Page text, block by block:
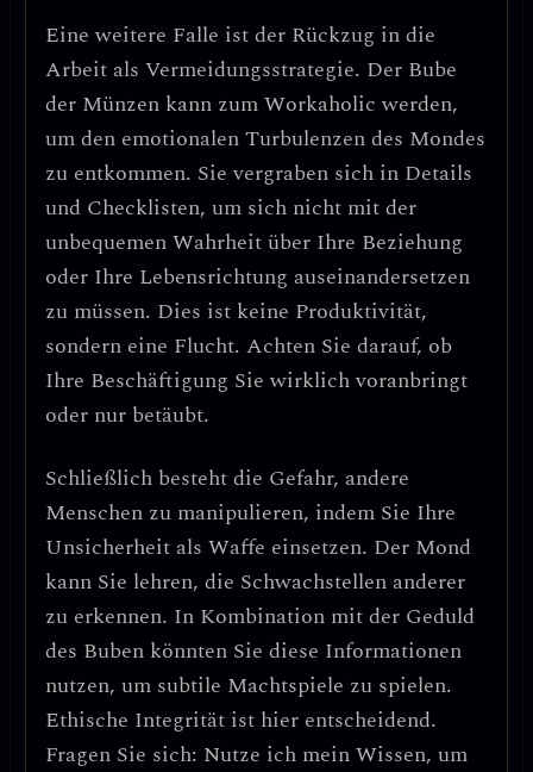
Eine weitere Falle ist der Rückzug in die
Arbeit als Vermeidungsstrategie. Der Bube
der Münzen kann zum Workaholic werden,
um den emotionalen Turbulenzen des Mondes
zu entkommen. Sie vergraben sich in Details
und Checklisten, um sich nicht mit der
unbequemen Wahrheit über Ihre Beziehung
oder Ihre Lebensrichtung auseinandersetzen
zu müssen. Dies ist keine Produktivität,
sondern eine Flucht. Achten Sie darauf, ob
Ihre Beschäftigung Sie wirklich voranbringt
oder nur betäubt.
Schließlich besteht die Gefahr, andere
Menschen zu manipulieren, indem Sie Ihre
Unsicherheit als Waffe einsetzen. Der Mond
kann Sie lehren, die Schwachstellen anderer
zu erkennen. In Kombination mit der Geduld
des Buben könnten Sie diese Informationen
nutzen, um subtile Machtspiele zu spielen.
Ethische Integrität ist hier entscheidend.
Fragen Sie sich: Nutze ich mein Wissen, um